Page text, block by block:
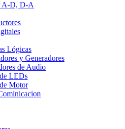
A-D, D-A
Lógicas
y Generadores
de Audio
LEDs
Motor